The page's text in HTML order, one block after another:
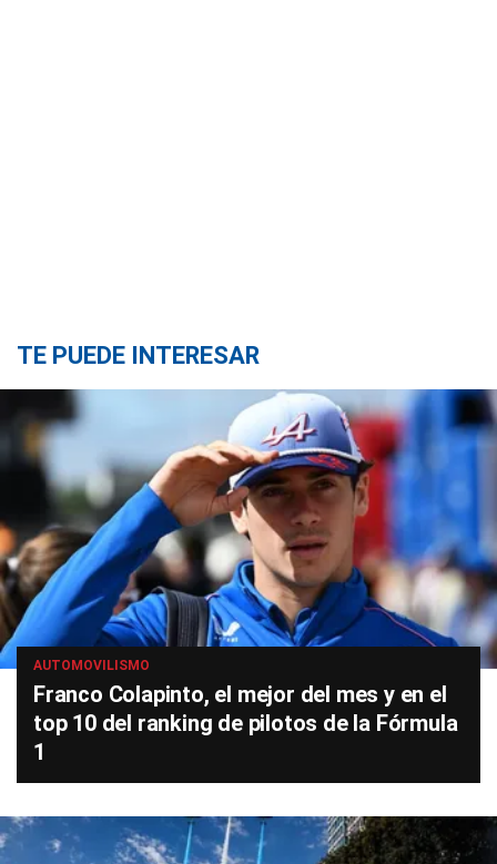
TE PUEDE INTERESAR
AUTOMOVILISMO
Franco Colapinto, el mejor del mes y en el
top 10 del ranking de pilotos de la Fórmula
1